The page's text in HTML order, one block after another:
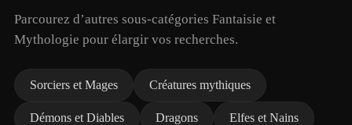
Parcourez d’autres sous-catégories Fantaisie et
Mythologie pour élargir vos recherches.
Sorciers et Mages Créatures mythiques
Démons et Diables Dragons Elfes et Nains